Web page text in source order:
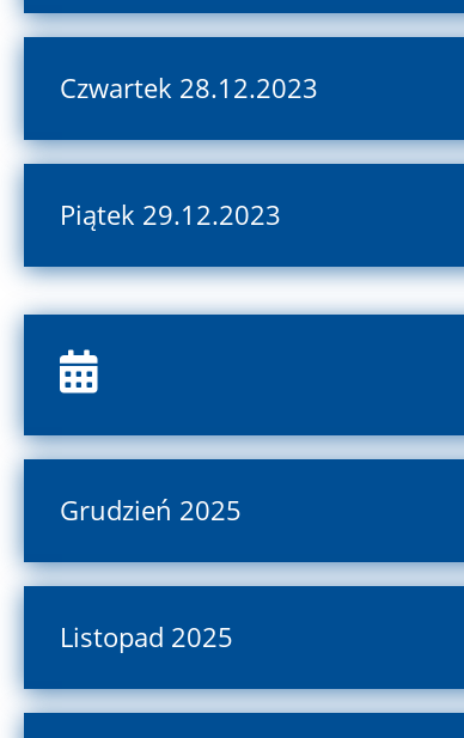
Czwartek 28.12.2023
Piątek 29.12.2023
Grudzień 2025
Listopad 2025